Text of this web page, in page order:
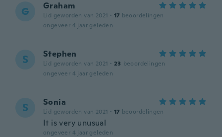
G Graham
Lid geworden van 2021 · 17 beoordelingen
ongeveer 4 jaar geleden
S Stephen
Lid geworden van 2021 · 23 beoordelingen
ongeveer 4 jaar geleden
S Sonia
Lid geworden van 2021 · 17 beoordelingen
It is very unusual
ongeveer 4 jaar geleden